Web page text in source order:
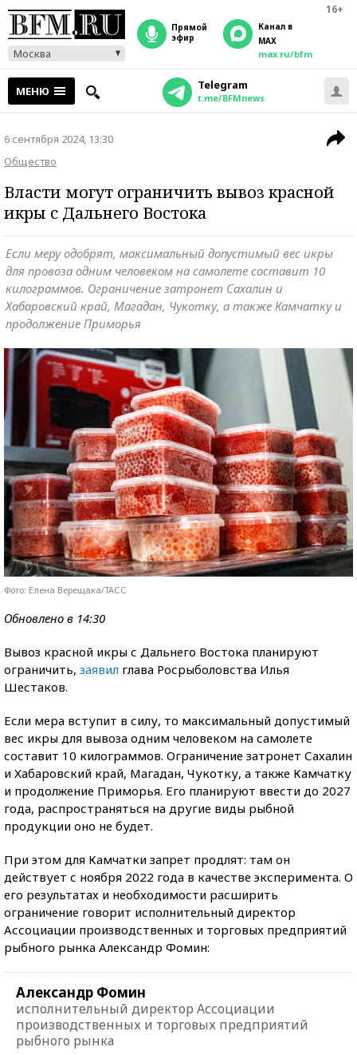
16+
Москва
прямой
эфир
Канал в
MAX
max.ru/bfm
МЕНЮ Telegram
t.me/BFMnews
6 сентября 2024, 13:30
Общество
Власти могут ограничить вывоз красной
икры с Дальнего Востока
Если меру одобрят, максимальный допустимый вес икры
для провоза одним человеком на самолете составит 10
килограммов. Ограничение затронет Сахалин и
Хабаровский край, Магадан, Чукотку, а также Камчатку и
продолжение Приморья
Фото: Елена Верещака/ТАСС
Обновлено в 14:30
Вывоз красной икры с Дальнего Востока планируют
ограничить, заявил глава Росрыболовства Илья
Шестаков.
Если мера вступит в силу, то максимальный допустимый
вес икры для вывоза одним человеком на самолете
составит 10 килограммов. Ограничение затронет Сахалин
и Хабаровский край, Магадан, Чукотку, а также Камчатку
и продолжение Приморья. Его планируют ввести до 2027
года, распространяться на другие виды рыбной
продукции оно не будет.
При этом для Камчатки запрет продлят: там он
действует с ноября 2022 года в качестве эксперимента. О
его результатах и необходимости расширить
ограничение говорит исполнительный директор
Ассоциации производственных и торговых предприятий
рыбного рынка Александр Фомин:
Александр Фомин
исполнительный директор Ассоциации
производственных и торговых предприятий
рыбного рынка